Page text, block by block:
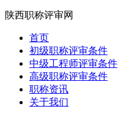
陕西职称评审网
首页
初级职称评审条件
中级工程师评审条件
高级职称评审条件
职称资讯
关于我们